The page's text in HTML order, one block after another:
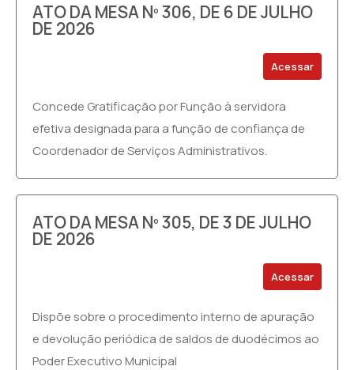
ATO DA MESA Nº 306, DE 6 DE JULHO
DE 2026
Acessar
Concede Gratificação por Função à servidora
efetiva designada para a função de confiança de
Coordenador de Serviços Administrativos.
ATO DA MESA Nº 305, DE 3 DE JULHO
DE 2026
Acessar
Dispõe sobre o procedimento interno de apuração
e devolução periódica de saldos de duodécimos ao
Poder Executivo Municipal